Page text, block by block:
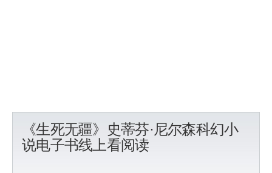
《生死无疆》史蒂芬·尼尔森科幻小
说电子书线上看阅读